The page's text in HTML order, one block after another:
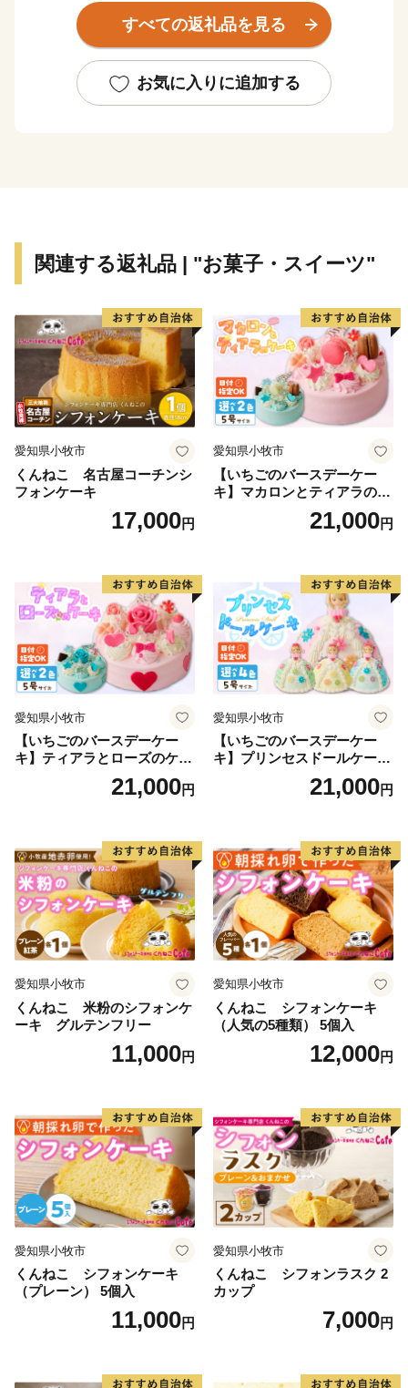
湧水は地上に限らず、海底からも湧き出しており、真清
水と海水が混ざる海域では、町の特産品である高級魚
このように、素晴らしい環境に恵まれた日出町では、大
分むぎ焼酎「二階堂」をはじめ、豊後牛やブランド豚
す。
・寄附者住所とお礼品送付先住所が異なる場合、送付先
でお品を受け取る方に対し、お礼品が届くことを必ず事
前にご連絡ください。
（「寄附した覚えがないのにお礼品が送られてきた」と
のお問い合わせがしばしば寄せられております）
がございます。
・日出町にお住まいの方からのご寄附に対しては、お礼
大阪府大阪市中央区南本町１の６の２０
コーユービジネス内 44341
大分県日出町 ふるさと納税 ワンストップ特例申請書
類受付係
HELLO KITTY ©1976, 2020 SANRIO
CO.,LTD.APPROVAL NO.L611294
すべての返礼品を見る
お気に入りに追加する
関連する返礼品 | "お菓子・スイーツ"
愛知県小牧市
くんねこ 名古屋コーチンシ
フォンケーキ
17,000円
愛知県小牧市
【いちごのバースデーケー
キ】マカロンとティアラのケ
ーキ スイーツ 日時指定可 デ
ザート 洋菓子 お取り寄せ 愛
デコレーションケーキ ホー
ルケーキ
21,000円
愛知県小牧市
【いちごのバースデーケー
キ】ティアラとローズのケー
キ スイーツ デザート 洋菓
子 お取り寄せ 愛知県 小牧市
レーション ホールケーキ 日
時指定可
21,000円
愛知県小牧市
【いちごのバースデーケー
キ】プリンセスドールケーキ
日時指定可 スイーツ デザー
ト 洋菓子 お取り寄せ 愛知県
デコレーションケーキ ホー
ルケーキ 人形 かわいい こど
も
21,000円
愛知県小牧市
くんねこ 米粉のシフォンケ
ーキ グルテンフリー
11,000円
愛知県小牧市
くんねこ シフォンケーキ
（人気の5種類） 5個入
12,000円
愛知県小牧市
くんねこ シフォンケーキ
（プレーン） 5個入
11,000円
愛知県小牧市
くんねこ シフォンラスク 2
カップ
7,000円